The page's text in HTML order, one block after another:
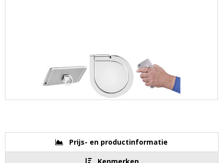
Prijs- en productinformatie